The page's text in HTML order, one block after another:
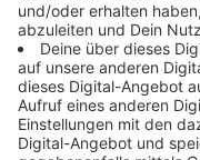
Betrieb genommen.
zwischen 10 und 17
erwachen aus dem
Jugendgruppe des
Modell-